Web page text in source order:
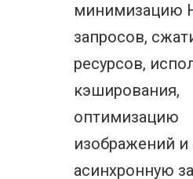
минимизацию
запросов,
ресурсов,
кэширования,
оптимизацию
изображений и
асинхронную